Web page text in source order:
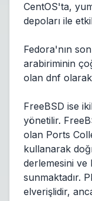
CentOS'ta,
depoları ile
Fedora'nın
arabiriminin
olan dnf
FreeBSD ise
yönetilir.
olan Ports
kullanarak
derlemesini ve
sunmaktadır.
elverişlidir,